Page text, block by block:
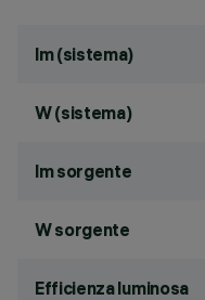
lm (sistema)
W (sistema)
lm sorgente
W sorgente
Efficienza luminosa